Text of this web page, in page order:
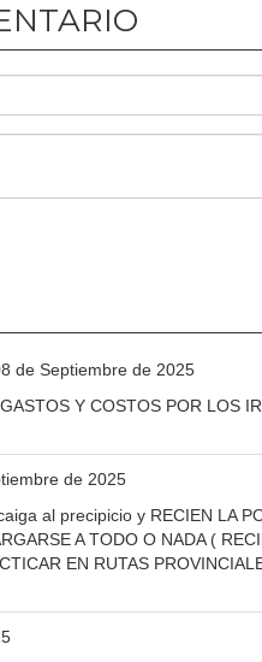
de Septiembre de 2025
Y COSTOS POR LOS
de 2025
al precipicio y RECIEN LA
A TODO O NADA (
EN RUTAS